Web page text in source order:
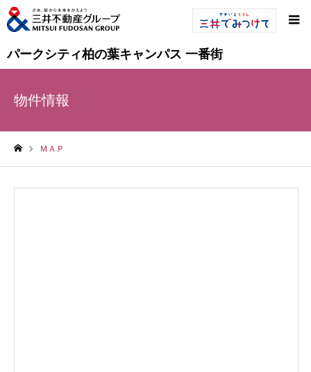
パークシティ柏の葉キャンパス 一番街
物件情報
ＭＡＰ